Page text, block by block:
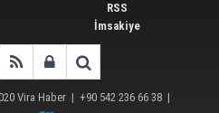
RSS
İmsakiye
Vira Haber | +90 542 236 66 38 |